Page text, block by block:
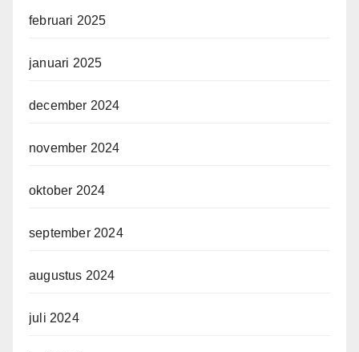
februari 2025
januari 2025
december 2024
november 2024
oktober 2024
september 2024
augustus 2024
juli 2024